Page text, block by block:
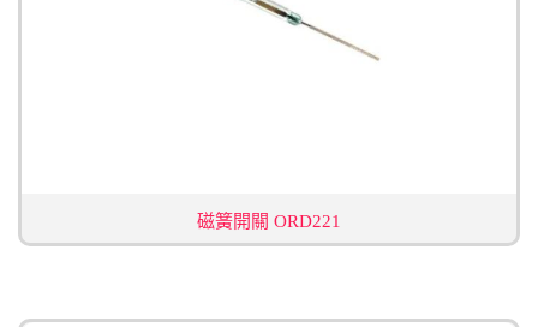
磁簧開關 ORD221